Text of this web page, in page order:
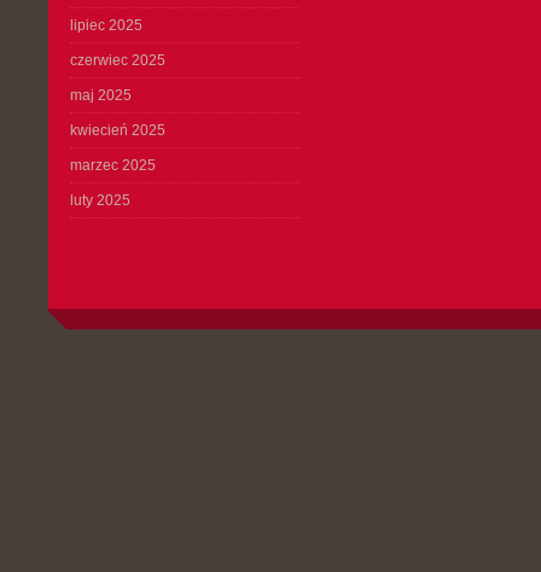
lipiec 2025
czerwiec 2025
maj 2025
kwiecień 2025
marzec 2025
luty 2025